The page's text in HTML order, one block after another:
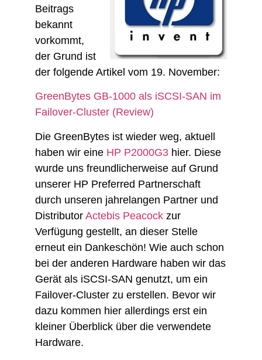
Beitrags
bekannt
vorkommt,
der Grund ist
der folgende Artikel vom 19. November:
GreenBytes GB-1000 als iSCSI-SAN im
Failover-Cluster (Review)
Die GreenBytes ist wieder weg, aktuell
haben wir eine HP P2000G3 hier. Diese
wurde uns freundlicherweise auf Grund
unserer HP Preferred Partnerschaft
durch unseren jahrelangen Partner und
Distributor Actebis Peacock zur
Verfügung gestellt, an dieser Stelle
erneut ein Dankeschön! Wie auch schon
bei der anderen Hardware haben wir das
Gerät als iSCSI-SAN genutzt, um ein
Failover-Cluster zu erstellen. Bevor wir
dazu kommen hier allerdings erst ein
kleiner Überblick über die verwendete
Hardware.